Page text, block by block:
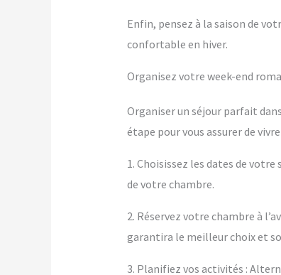
Enfin, pensez à la saison de
confortable en hiver.
Organisez votre week-end
Organiser un séjour parfait
étape pour vous assurer de
1. Choisissez les dates de
de votre chambre.
2. Réservez votre chambre à
garantira le meilleur choix et
3. Planifiez vos activités :